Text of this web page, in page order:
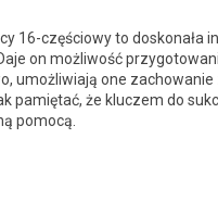
16-częściowy to doskonała
on możliwość
umożliwiają one
pamiętać, że kluczem do
pomocą.